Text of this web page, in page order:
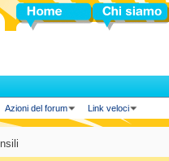
Home Chi siamo
Azioni del forum Link veloci